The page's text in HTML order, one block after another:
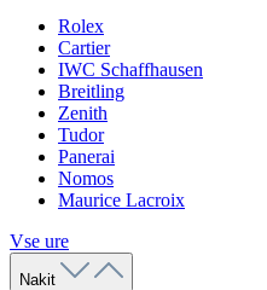
Rolex
Cartier
IWC Schaffhausen
Breitling
Zenith
Tudor
Panerai
Nomos
Maurice Lacroix
Vse ure
Nakit